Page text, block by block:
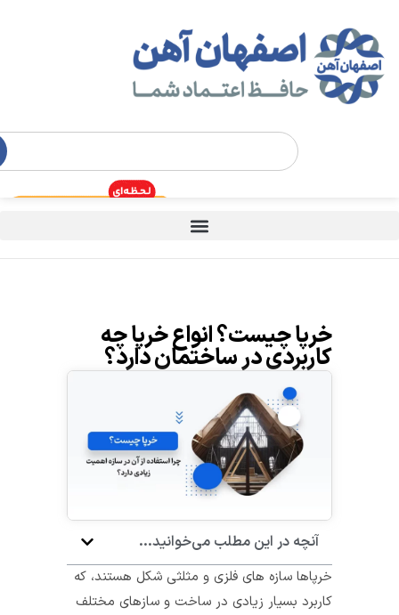
خرپا چیست؟ انواع خرپا چه
کاربردی در ساختمان دارد؟
آنچه در این مطلب می‌خوانید...
خرپا‌ها سازه ‌های فلزی و مثلثی‌ شکل هستند، که
کاربرد بسیار زیادی در ساخت و سازهای مختلف